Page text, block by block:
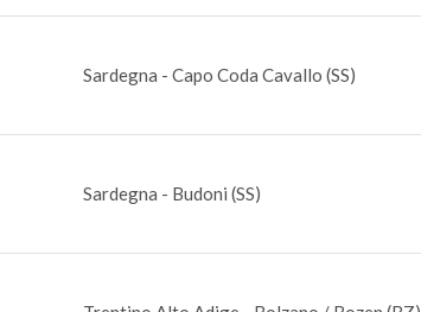
Sardegna - Capo Coda Cavallo (SS)
Sardegna - Budoni (SS)